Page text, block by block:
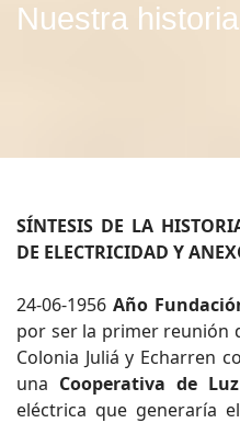
Nuestra historia
SÍNTESIS DE LA
DE ELECTRICIDAD Y
24-06-1956Año
por ser la primer reunión
Colonia Juliá y Echarren
una Cooperativa de Luz
eléctrica que generaría